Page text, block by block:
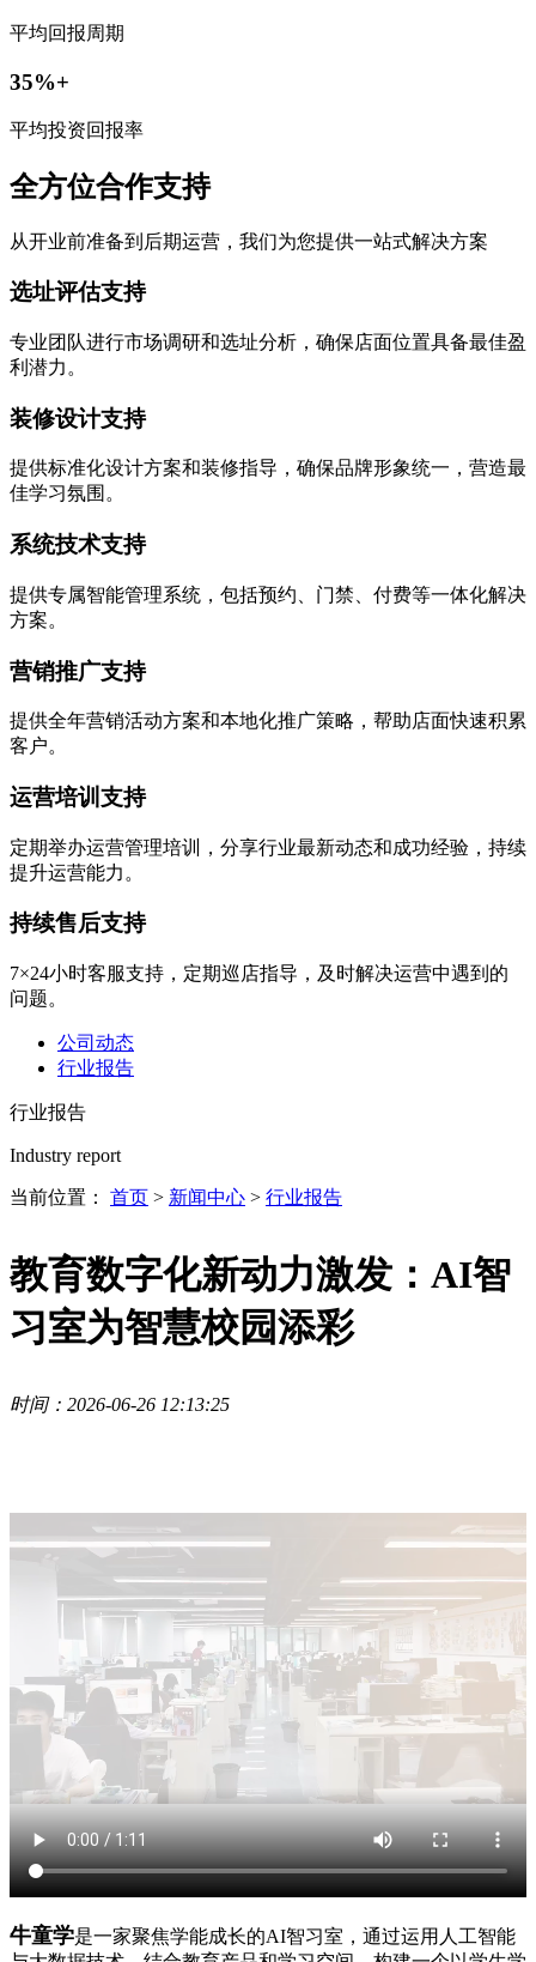
平均回报周期
35%+
平均投资回报率
全方位合作支持
从开业前准备到后期运营，我们为您提供一站式解决方案
选址评估支持
专业团队进行市场调研和选址分析，确保店面位置具备最佳盈
利潜力。
装修设计支持
提供标准化设计方案和装修指导，确保品牌形象统一，营造最
佳学习氛围。
系统技术支持
提供专属智能管理系统，包括预约、门禁、付费等一体化解决
方案。
营销推广支持
提供全年营销活动方案和本地化推广策略，帮助店面快速积累
客户。
运营培训支持
定期举办运营管理培训，分享行业最新动态和成功经验，持续
提升运营能力。
持续售后支持
7×24小时客服支持，定期巡店指导，及时解决运营中遇到的
问题。
公司动态
行业报告
行业报告
Industry report
当前位置： 首页 > 新闻中心 > 行业报告
教育数字化新动力激发：AI智
习室为智慧校园添彩
时间：2026-06-26 12:13:25
牛童学是一家聚焦学能成长的AI智习室，通过运用人工智能